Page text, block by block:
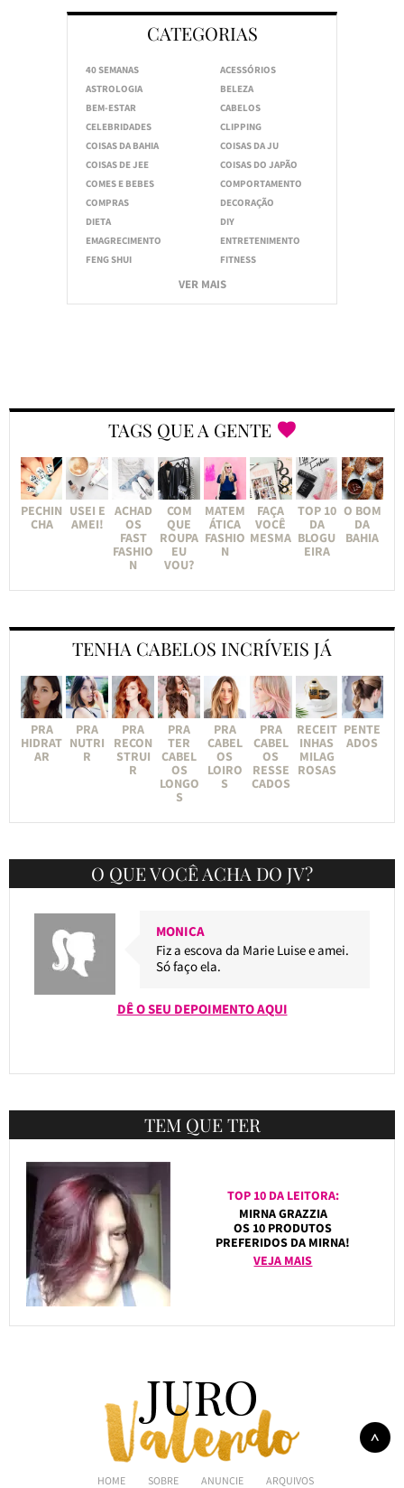
CATEGORIAS
40 SEMANAS
ACESSÓRIOS
ASTROLOGIA
BELEZA
BEM-ESTAR
CABELOS
CELEBRIDADES
CLIPPING
COISAS DA BAHIA
COISAS DA JU
COISAS DE JEE
COISAS DO JAPÃO
COMES E BEBES
COMPORTAMENTO
COMPRAS
DECORAÇÃO
DIETA
DIY
EMAGRECIMENTO
ENTRETENIMENTO
FENG SHUI
FITNESS
VER MAIS
TAGS QUE A GENTE
PECHIN
CHA
USEI E
AMEI!
ACHAD
OS
FAST
FASHIO
N
COM
QUE
ROUPA
EU
VOU?
MATEM
ÁTICA
FASHIO
N
FAÇA
VOCÊ
MESMA
TOP 10
DA
BLOGU
EIRA
O BOM
DA
BAHIA
TENHA CABELOS INCRÍVEIS JÁ
PRA
HIDRAT
AR
PRA
NUTRI
R
PRA
RECON
STRUI
R
PRA
TER
CABEL
OS
LONGO
S
PRA
CABEL
OS
LOIRO
S
PRA
CABEL
OS
RESSE
CADOS
RECEIT
INHAS
MILAG
ROSAS
PENTE
ADOS
O QUE VOCÊ ACHA DO JV?
MONICA
Fiz a escova da Marie Luise e amei.
Só faço ela.
DÊ O SEU DEPOIMENTO AQUI
TEM QUE TER
TOP 10 DA LEITORA:
MIRNA GRAZZIA
OS 10 PRODUTOS
PREFERIDOS DA MIRNA!
VEJA MAIS
HOME SOBRE ANUNCIE ARQUIVOS